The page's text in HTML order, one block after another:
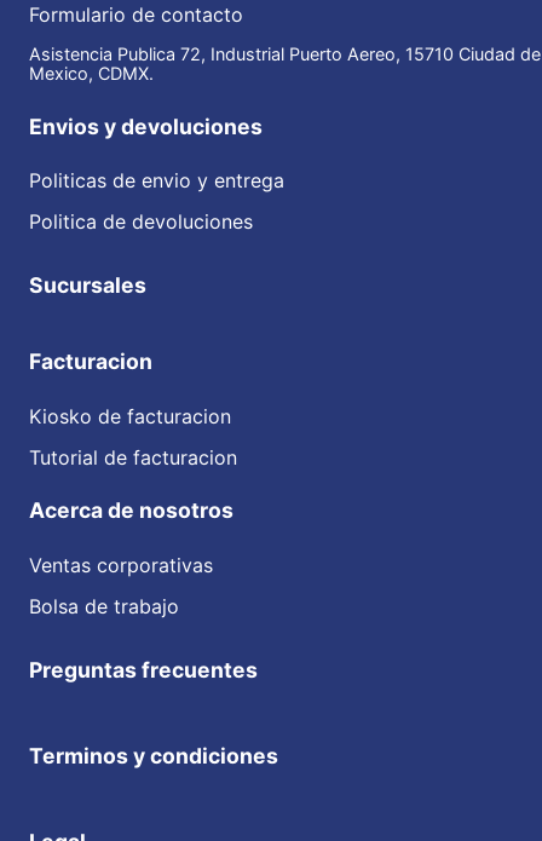
Formulario de contacto
Asistencia Publica 72, Industrial Puerto Aereo, 15710 Ciudad de
Mexico, CDMX.
Envios y devoluciones
Politicas de envio y entrega
Politica de devoluciones
Sucursales
Facturacion
Kiosko de facturacion
Tutorial de facturacion
Acerca de nosotros
Ventas corporativas
Bolsa de trabajo
Preguntas frecuentes
Terminos y condiciones